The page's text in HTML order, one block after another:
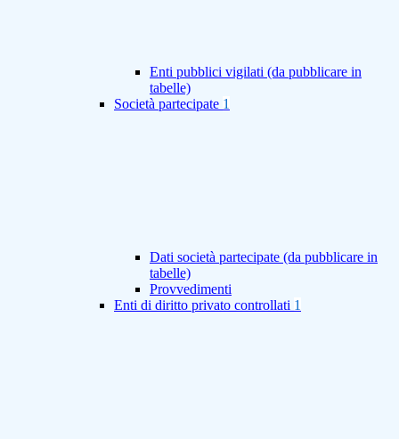
Enti pubblici vigilati (da pubblicare in
tabelle)
Società partecipate 1
Dati società partecipate (da pubblicare in
tabelle)
Provvedimenti
Enti di diritto privato controllati 1